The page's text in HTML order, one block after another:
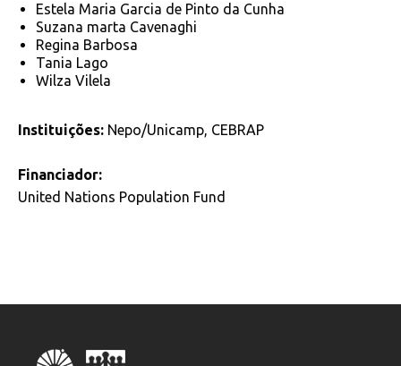
Estela Maria Garcia de Pinto da Cunha
Suzana marta Cavenaghi
Regina Barbosa
Tania Lago
Wilza Vilela
Instituições: Nepo/Unicamp, CEBRAP
Financiador:
United Nations Population Fund